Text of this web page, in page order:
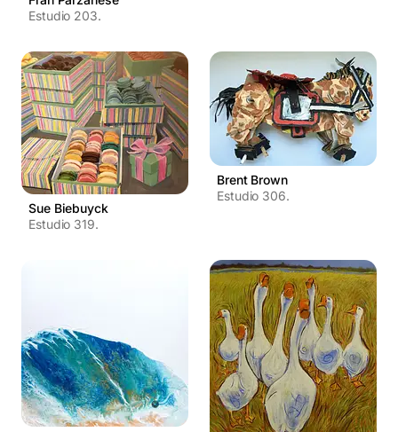
Estudio 203.
Sue Biebuyck
Estudio 319.
Brent Brown
Estudio 306.